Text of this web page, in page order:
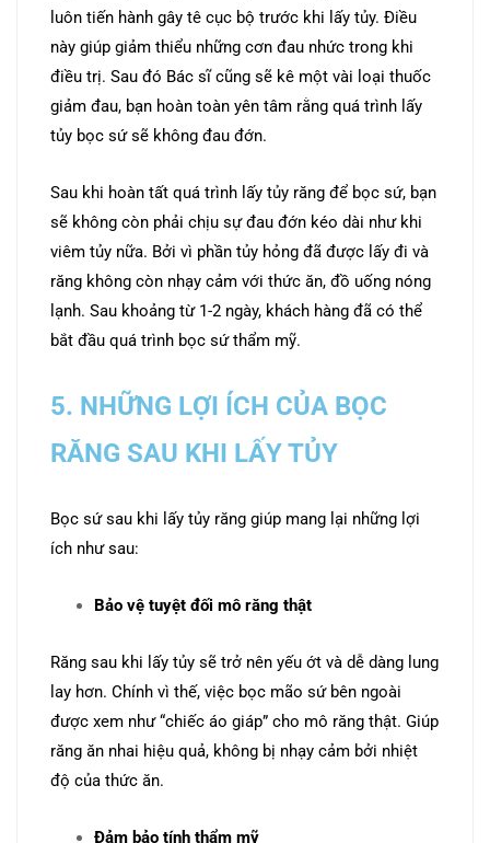
luôn tiến hành gây tê cục bộ trước khi lấy tủy. Điều
này giúp giảm thiểu những cơn đau nhức trong khi
điều trị. Sau đó Bác sĩ cũng sẽ kê một vài loại thuốc
giảm đau, bạn hoàn toàn yên tâm rằng quá trình lấy
tủy bọc sứ sẽ không đau đớn.
Sau khi hoàn tất quá trình lấy tủy răng để bọc sứ, bạn
sẽ không còn phải chịu sự đau đớn kéo dài như khi
viêm tủy nữa. Bởi vì phần tủy hỏng đã được lấy đi và
răng không còn nhạy cảm với thức ăn, đồ uống nóng
lạnh. Sau khoảng từ 1-2 ngày, khách hàng đã có thể
bắt đầu quá trình bọc sứ thẩm mỹ.
5. NHỮNG LỢI ÍCH CỦA BỌC
RĂNG SAU KHI LẤY TỦY
Bọc sứ sau khi lấy tủy răng giúp mang lại những lợi
ích như sau:
Bảo vệ tuyệt đối mô răng thật
Răng sau khi lấy tủy sẽ trở nên yếu ớt và dễ dàng lung
lay hơn. Chính vì thế, việc bọc mão sứ bên ngoài
được xem như “chiếc áo giáp” cho mô răng thật. Giúp
răng ăn nhai hiệu quả, không bị nhạy cảm bởi nhiệt
độ của thức ăn.
Đảm bảo tính thẩm mỹ